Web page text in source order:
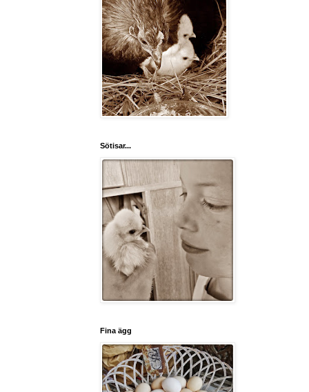
Sötisar...
Fina ägg